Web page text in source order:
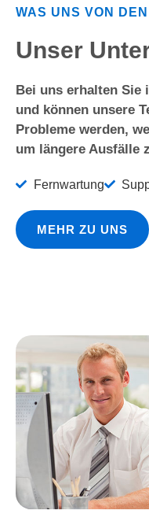
WAS UNS VON
Unser
Bei uns erhalten Sie
und können unsere
Probleme werden,
um längere Ausfälle
Fernwartung
MEHR ZU UNS